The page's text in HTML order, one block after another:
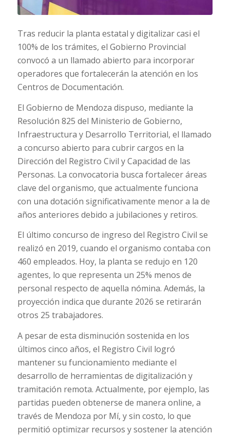
Tras reducir la planta estatal y digitalizar casi el
100% de los trámites, el Gobierno Provincial
convocó a un llamado abierto para incorporar
operadores que fortalecerán la atención en los
Centros de Documentación.
El Gobierno de Mendoza dispuso, mediante la
Resolución 825 del Ministerio de Gobierno,
Infraestructura y Desarrollo Territorial, el llamado
a concurso abierto para cubrir cargos en la
Dirección del Registro Civil y Capacidad de las
Personas. La convocatoria busca fortalecer áreas
clave del organismo, que actualmente funciona
con una dotación significativamente menor a la de
años anteriores debido a jubilaciones y retiros.
El último concurso de ingreso del Registro Civil se
realizó en 2019, cuando el organismo contaba con
460 empleados. Hoy, la planta se redujo en 120
agentes, lo que representa un 25% menos de
personal respecto de aquella nómina. Además, la
proyección indica que durante 2026 se retirarán
otros 25 trabajadores.
A pesar de esta disminución sostenida en los
últimos cinco años, el Registro Civil logró
mantener su funcionamiento mediante el
desarrollo de herramientas de digitalización y
tramitación remota. Actualmente, por ejemplo, las
partidas pueden obtenerse de manera online, a
través de Mendoza por Mí, y sin costo, lo que
permitió optimizar recursos y sostener la atención